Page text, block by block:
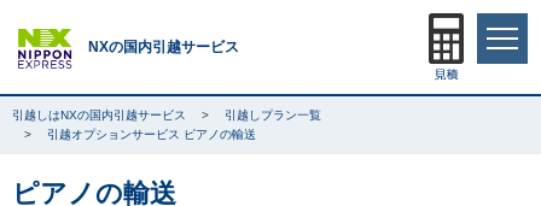
NXの国内引越サービス
引越しはNXの国内引越サービス
引越しプラン一覧
引越オプションサービス ピアノの輸送
ピアノの輸送